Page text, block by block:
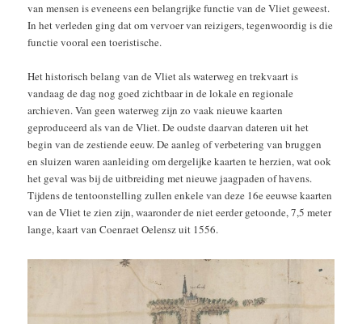
van mensen is eveneens een belangrijke functie van de Vliet geweest.
In het verleden ging dat om vervoer van reizigers, tegenwoordig is die
functie vooral een toeristische.
Het historisch belang van de Vliet als waterweg en trekvaart is
vandaag de dag nog goed zichtbaar in de lokale en regionale
archieven. Van geen waterweg zijn zo vaak nieuwe kaarten
geproduceerd als van de Vliet. De oudste daarvan dateren uit het
begin van de zestiende eeuw. De aanleg of verbetering van bruggen
en sluizen waren aanleiding om dergelijke kaarten te herzien, wat ook
het geval was bij de uitbreiding met nieuwe jaagpaden of havens.
Tijdens de tentoonstelling zullen enkele van deze 16e eeuwse kaarten
van de Vliet te zien zijn, waaronder de niet eerder getoonde, 7,5 meter
lange, kaart van Coenraet Oelensz uit 1556.